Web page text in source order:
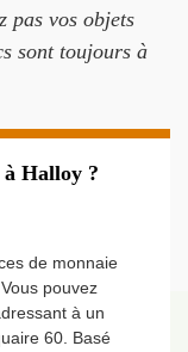
pas vos objets
sont toujours à
à Halloy ?
de monnaie
pouvez
à un
60. Basé